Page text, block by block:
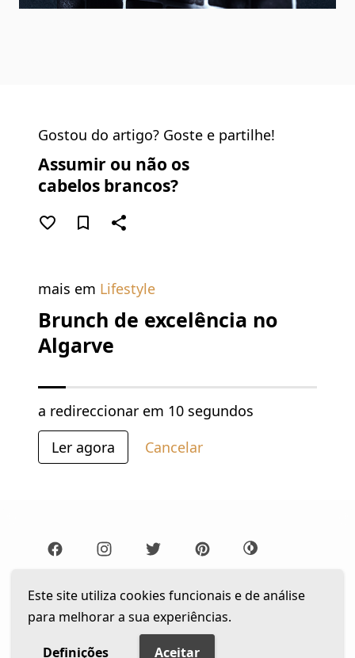
Este site utiliza cookies funcionais e de análise
para melhorar a sua experiências.
Definições Aceitar
Gostou do artigo? Goste e partilhe!
Assumir ou não os
cabelos brancos?
favorite_border bookmark_border share
mais em Lifestyle
Brunch de excelência no
Algarve
a redireccionar em 9 segundos
Ler agora
Cancelar
Lista de Leitura Newsletter
Política de privacidade
© 2026 The Gentleman Portugal. Todos os direitos